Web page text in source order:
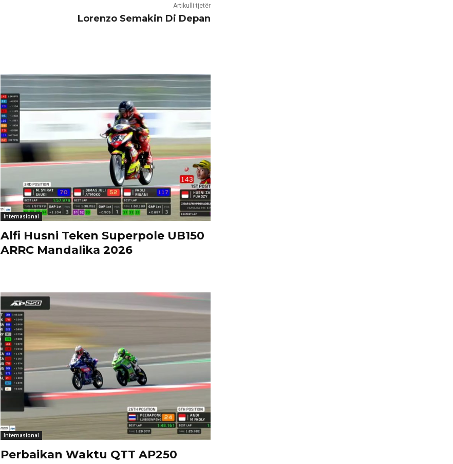
Artikulli tjetër
Lorenzo Semakin Di Depan
Internasional
Alfi Husni Teken Superpole UB150
ARRC Mandalika 2026
Internasional
Perbaikan Waktu QTT AP250